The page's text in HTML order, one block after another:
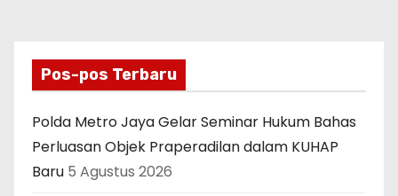
Pos-pos Terbaru
Polda Metro Jaya Gelar Seminar Hukum Bahas
Perluasan Objek Praperadilan dalam KUHAP
Baru 5 Agustus 2026